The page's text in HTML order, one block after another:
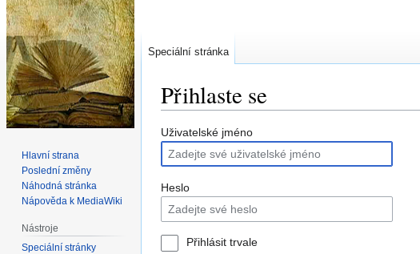
Přihlaste se
Skočit
na
navigaci
Skočit
na
vyhledávání
Uživatelské jméno
Heslo
Přihlásit trvale
Speciální stránka
Hlavní strana
Poslední změny
Náhodná stránka
Nápověda k MediaWiki
Nástroje
Speciální stránky